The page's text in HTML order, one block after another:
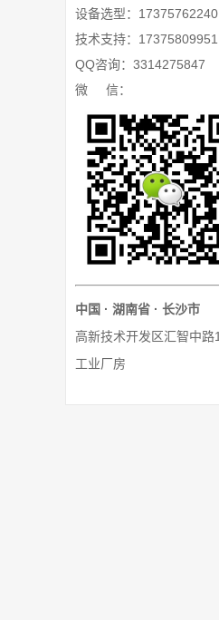
设备选型：17375762240
技术支持：17375809951
QQ咨询：3314275847
微 信：
中国 · 湖南省 · 长沙市
高新技术开发区汇智中
工业厂房